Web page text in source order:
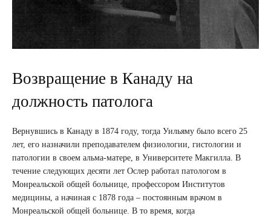
Возвращение в Канаду на
должность патолога
Вернувшись в Канаду в 1874 году, тогда Уильяму было всего 25
лет, его назначили преподавателем физиологии, гистологии и
патологии в своем альма-матере, в Университете Макгилла. В
течение следующих десяти лет Ослер работал патологом в
Монреальской общей больнице, профессором Институтов
медицины, а начиная с 1878 года – постоянным врачом в
Монреальской общей больнице. В то время, когда